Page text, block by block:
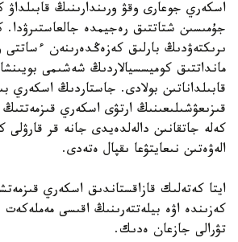
اسكەري جوعارى وقۋ ورىندارىنىڭ قابىلداۋ
جۇمىسىن شتاتتىق رەجيمدە جالعاستىرۋدا.
ىرىكتەۋدىڭ بارلىق كەزەڭدەرىنەن ءساتتى
مانداتتىق كوميسسيالاردىڭ شەشىمى بويىنشا
قابىلداناتىن بولادى. جاستاردىڭ اسكەري
قىزىعۋشىلىعىنىڭ ارتۋى اسكەري
كەلە جاتقانىن دالەلدەيدى جانە قر
الەۋەتىن نىعايتۋعا ىقپال ەتەدى.
ايتا كەتەلىك قازاقستاندىق اسكەري
كەزىندە اۋە بيلەتتەرىنىڭ اقىسى
تۋرالى جازعان ەدىك.